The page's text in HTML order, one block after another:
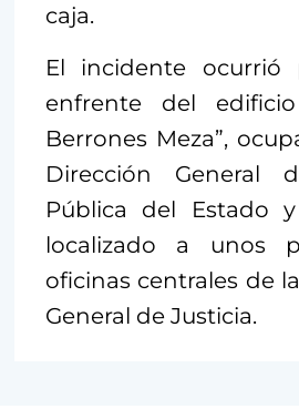
caja.
El incidente ocurrió
enfrente del
Berrones Meza”,
Dirección General
Pública del Estado
localizado a unos
oficinas centrales de
General de Justicia.